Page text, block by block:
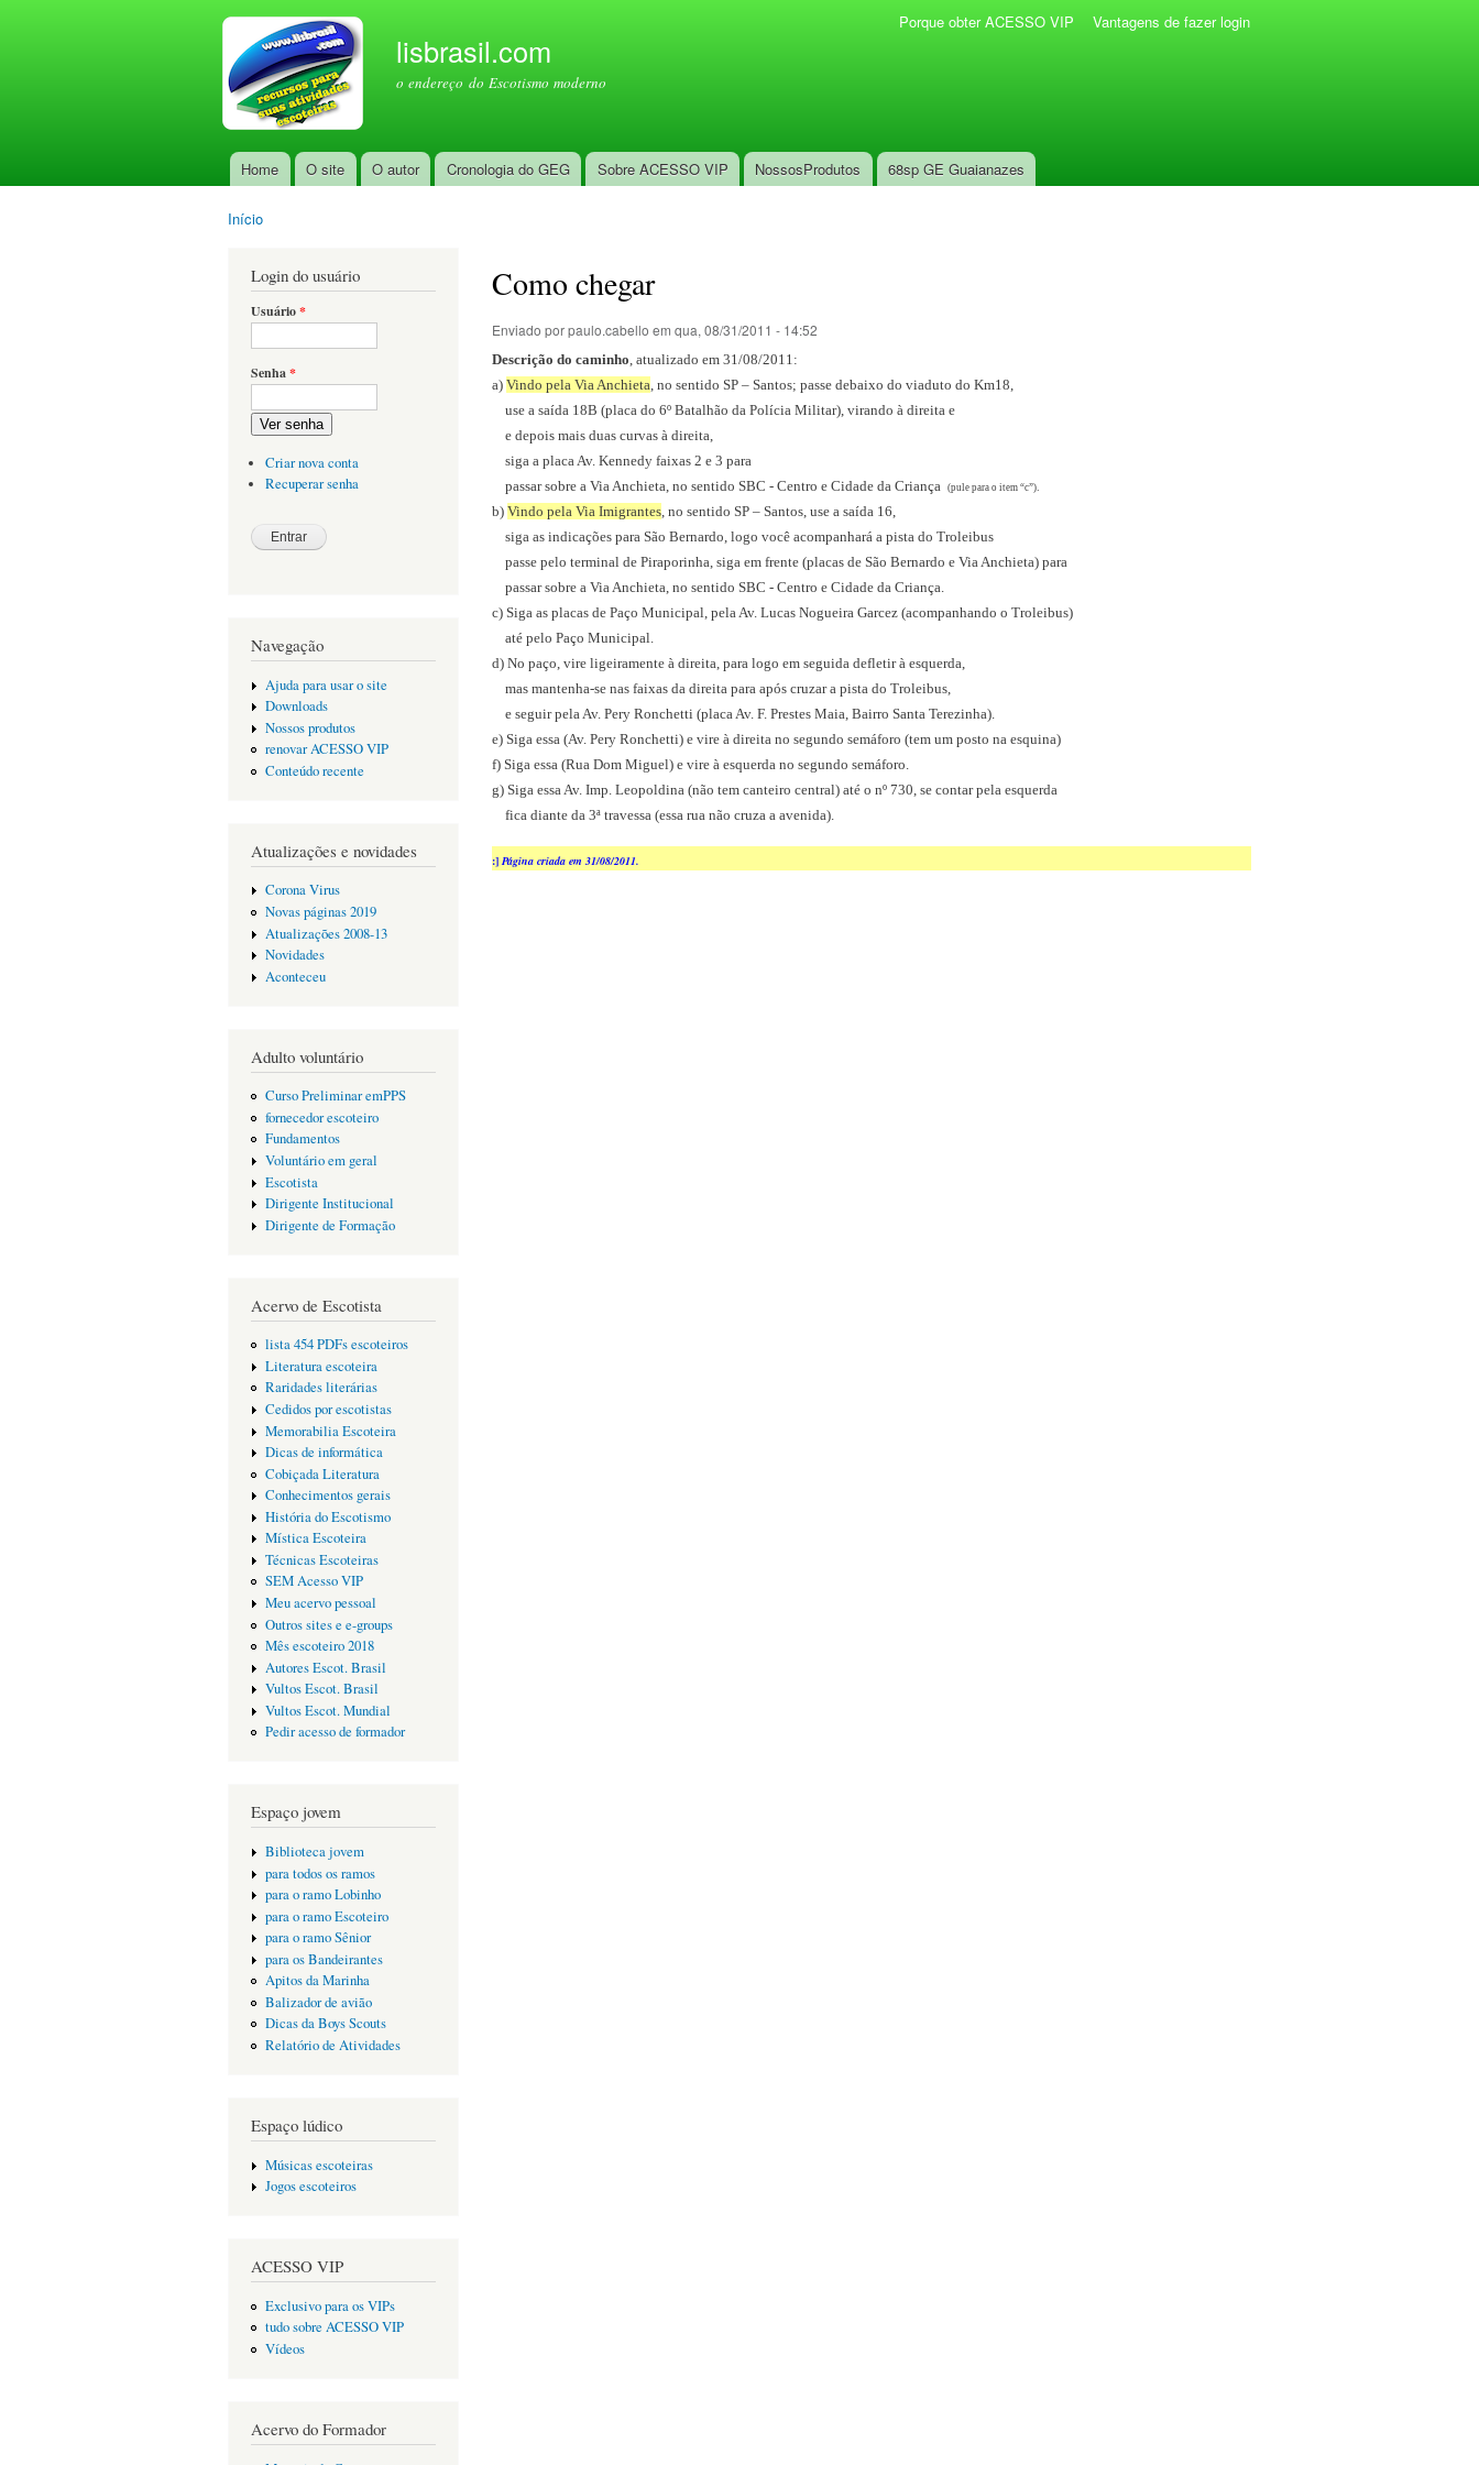
lisbrasil.com
o endereço do Escotismo moderno
Menu principal
Home O site O autor Cronologia do GEG Sobre ACESSO VIP NossosProdutos 68sp GE Guaianazes
Porque obter ACESSO VIP Vantagens de fazer login
Início
Login do usuário
Usuário*
Senha*
Ver senha
Criar nova conta
Recuperar senha
Navegação
Ajuda para usar o site
Downloads
Nossos produtos
renovar ACESSO VIP
Conteúdo recente
Atualizações e novidades
Corona Virus
Novas páginas 2019
Atualizações 2008-13
Novidades
Aconteceu
Adulto voluntário
Curso Preliminar emPPS
fornecedor escoteiro
Fundamentos
Voluntário em geral
Escotista
Dirigente Institucional
Dirigente de Formação
Acervo de Escotista
lista 454 PDFs escoteiros
Literatura escoteira
Raridades literárias
Cedidos por escotistas
Memorabilia Escoteira
Dicas de informática
Cobiçada Literatura
Conhecimentos gerais
História do Escotismo
Mística Escoteira
Técnicas Escoteiras
SEM Acesso VIP
Meu acervo pessoal
Outros sites e e-groups
Mês escoteiro 2018
Autores Escot. Brasil
Vultos Escot. Brasil
Vultos Escot. Mundial
Pedir acesso de formador
Espaço jovem
Biblioteca jovem
para todos os ramos
para o ramo Lobinho
para o ramo Escoteiro
para o ramo Sênior
para os Bandeirantes
Apitos da Marinha
Balizador de avião
Dicas da Boys Scouts
Relatório de Atividades
Espaço lúdico
Músicas escoteiras
Jogos escoteiros
ACESSO VIP
Exclusivo para os VIPs
tudo sobre ACESSO VIP
Vídeos
Acervo do Formador
Como chegar
Enviado porpaulo.cabello em qua, 08/31/2011 - 14:52
Descrição do caminho , atualizado em 31/08/2011:
a) Vindo pela Via Anchieta , no sentido SP – Santos; passe debaixo do viaduto do Km18,
use a saída 18B (placa do 6º Batalhão da Polícia Militar), virando à direita e
e depois mais duas curvas à direita,
siga a placa Av. Kennedy faixas 2 e 3 para
passar sobre a Via Anchieta, no sentido SBC - Centro e Cidade da Criança
(pule para o item “c”)
b) Vindo pela Via Imigrantes , no sentido SP – Santos, use a saída 16,
siga as indicações para São Bernardo, logo você acompanhará a pista do Troleibus
passe pelo terminal de Piraporinha, siga em frente (placas de São Bernardo e Via Anchieta) para
passar sobre a Via Anchieta, no sentido SBC - Centro e Cidade da Criança.
c) Siga as placas de Paço Municipal, pela Av. Lucas Nogueira Garcez (acompanhando o Troleibus)
até pelo Paço Municipal.
d) No paço, vire ligeiramente à direita, para logo em seguida defletir à esquerda,
mas mantenha-se nas faixas da direita para após cruzar a pista do Troleibus,
e seguir pela Av. Pery Ronchetti (placa Av. F. Prestes Maia, Bairro Santa Terezinha).
e) Siga essa (Av. Pery Ronchetti) e vire à direita no segundo semáforo (tem um posto na esquina)
f) Siga essa (Rua Dom Miguel) e vire à esquerda no segundo semáforo.
g) Siga essa Av. Imp. Leopoldina (não tem canteiro central) até o nº 730, se contar pela esquerda
fica diante da 3ª travessa (essa rua não cruza a avenida).
:] Página criada em 31/08/2011.